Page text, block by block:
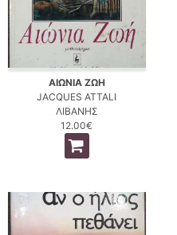
ΑΙΩΝΙΑ ΖΩΗ
JACQUES ATTALI
ΛΙΒΑΝΗΣ
12.00€